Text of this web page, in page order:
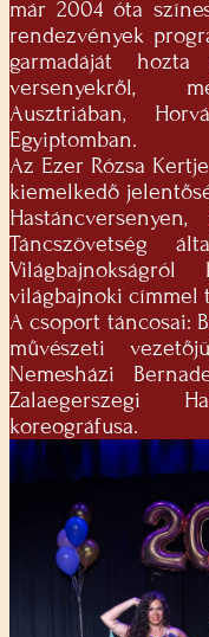
már 2004 óta
rendezvények
garmadáját
versenyekről,
Ausztriában,
Egyiptomban.
Az Ezer Rózsa
kiemelkedő
Táncszövetség
világbajnoki címmel
A csoport táncosai:
művészeti
Nemesházi
Zalaegerszegi
koreográfusa.